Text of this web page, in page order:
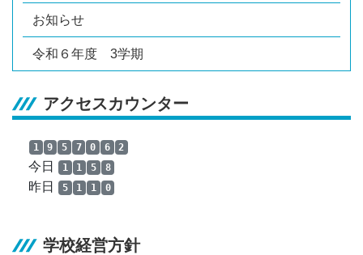
お知らせ
令和６年度 3学期
アクセスカウンター
1 9 5 7 0 6 2
今日 1 1 5 8
昨日 5 1 1 0
学校経営方針